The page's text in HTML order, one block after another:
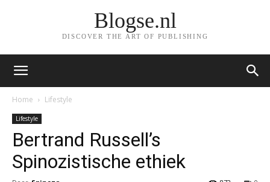
Blogse.nl
DISCOVER THE ART OF PUBLISHING
Home Lifestyle
Lifestyle
Bertrand Russell’s
Spinozistische ethiek